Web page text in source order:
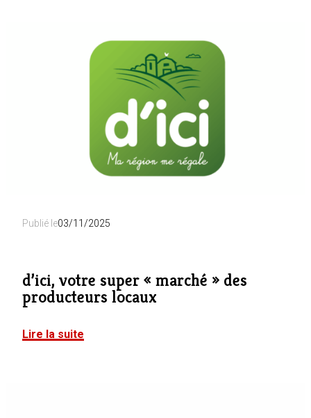
Publié le03/11/2025
d’ici, votre super « marché » des
producteurs locaux
Lire la suite